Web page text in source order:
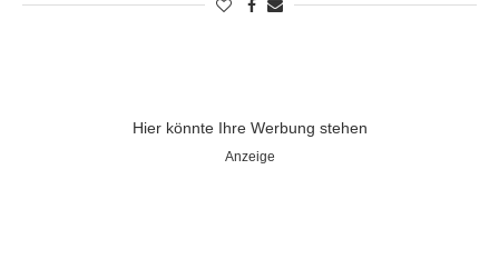
Hier könnte Ihre Werbung stehen
Anzeige